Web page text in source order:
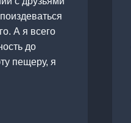
А я всего
до
пещеру, я